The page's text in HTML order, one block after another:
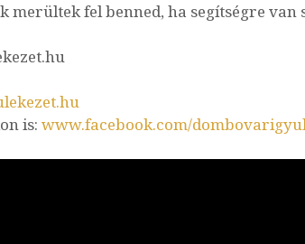
merültek fel benned, ha segítségre van
is: www.facebook.com/